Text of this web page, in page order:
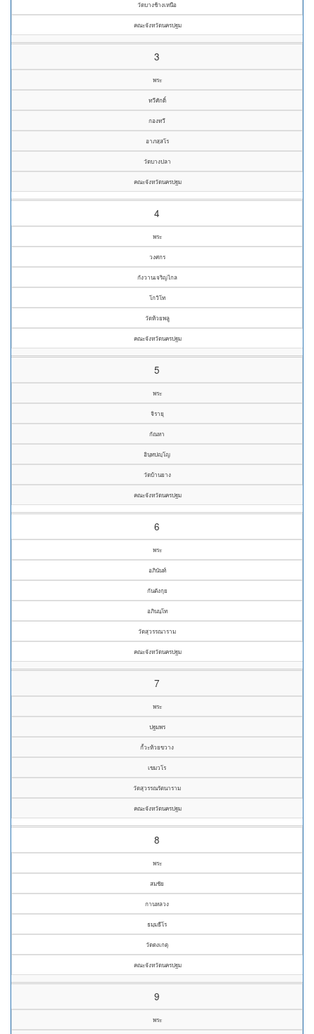
วัดบางช้างเหนือ
คณะจังหวัดนครปฐม
3
พระ
ทวีศักดิ์
กองทวี
อาภสฺสโร
วัดบางปลา
คณะจังหวัดนครปฐม
4
พระ
วงศกร
กังวานเจริญไกล
โกวิโท
วัดห้วยพลู
คณะจังหวัดนครปฐม
5
พระ
จิรายุ
กัณหา
อินฺทปญฺโญ
วัดบ้านยาง
คณะจังหวัดนครปฐม
6
พระ
อภินันท์
กันตังกุย
อภินนฺโท
วัดสุวรรณาราม
คณะจังหวัดนครปฐม
7
พระ
ปฐมพร
กั้วะห้วยขวาง
เขมวโร
วัดสุวรรณรัตนาราม
คณะจังหวัดนครปฐม
8
พระ
สมชัย
กานหลวง
ธมฺมธีโร
วัดดงเกตุ
คณะจังหวัดนครปฐม
9
พระ